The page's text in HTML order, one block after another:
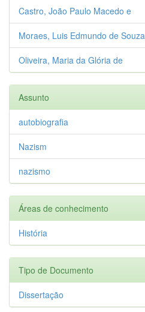
Castro, João Paulo Macedo e
Moraes, Luis Edmundo de Souza
Oliveira, Maria da Glória de
Assunto
autobiografia
Nazism
nazismo
Áreas de conhecimento
História
Tipo de Documento
Dissertação